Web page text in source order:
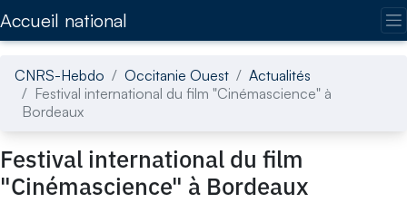
Accueil national
CNRS-Hebdo Occitanie Ouest
Actualités
Festival international du film "Cinémascience" à
Bordeaux
Festival international du film
"Cinémascience" à Bordeaux